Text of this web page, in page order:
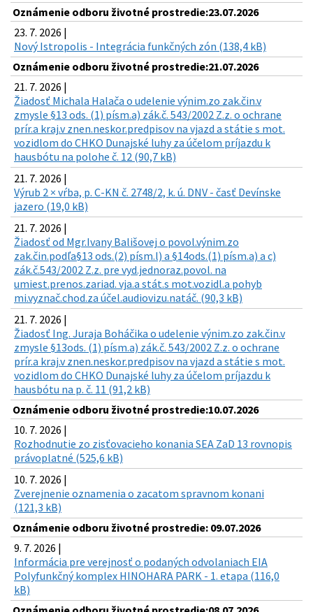
Oznámenie odboru životné prostredie:23.07.2026
23. 7. 2026 |
Nový Istropolis - Integrácia funkčných zón (138,4 kB)
Oznámenie odboru životné prostredie:21.07.2026
21. 7. 2026 |
Žiadosť Michala Halača o udelenie výnim.zo zak.čin.v
zmysle §13 ods. (1) písm.a) zák.č. 543/2002 Z.z. o ochrane
prír.a kraj.v znen.neskor.predpisov na vjazd a státie s mot.
vozidlom do CHKO Dunajské luhy za účelom príjazdu k
hausbótu na polohe č. 12 (90,7 kB)
21. 7. 2026 |
Výrub 2 × vŕba, p. C-KN č. 2748/2, k. ú. DNV - časť Devínske
jazero (19,0 kB)
21. 7. 2026 |
Žiadosť od Mgr.Ivany Bališovej o povol.výnim.zo
zak.čin.podľa§13 ods.(2) písm.l) a §14ods.(1) písm.a) a c)
zák.č.543/2002 Z.z. pre vyd.jednoraz.povol. na
umiest.prenos.zariad. vja.a stát.s mot.vozidl.a pohyb
mi.vyznač.chod.za účel.audiovizu.natáč. (90,3 kB)
21. 7. 2026 |
Žiadosť Ing. Juraja Boháčika o udelenie výnim.zo zak.čin.v
zmysle §13ods. (1) písm.a) zák.č. 543/2002 Z.z. o ochrane
prír.a kraj.v znen.neskor.predpisov na vjazd a státie s mot.
vozidlom do CHKO Dunajské luhy za účelom príjazdu k
hausbótu na p. č. 11 (91,2 kB)
Oznámenie odboru životné prostredie:10.07.2026
10. 7. 2026 |
Rozhodnutie zo zisťovacieho konania SEA ZaD 13 rovnopis
právoplatné (525,6 kB)
10. 7. 2026 |
Zverejnenie oznamenia o zacatom spravnom konani
(121,3 kB)
Oznámenie odboru životné prostredie: 09.07.2026
9. 7. 2026 |
Informácia pre verejnosť o podaných odvolaniach EIA
Polyfunkčný komplex HINOHARA PARK - 1. etapa (116,0
kB)